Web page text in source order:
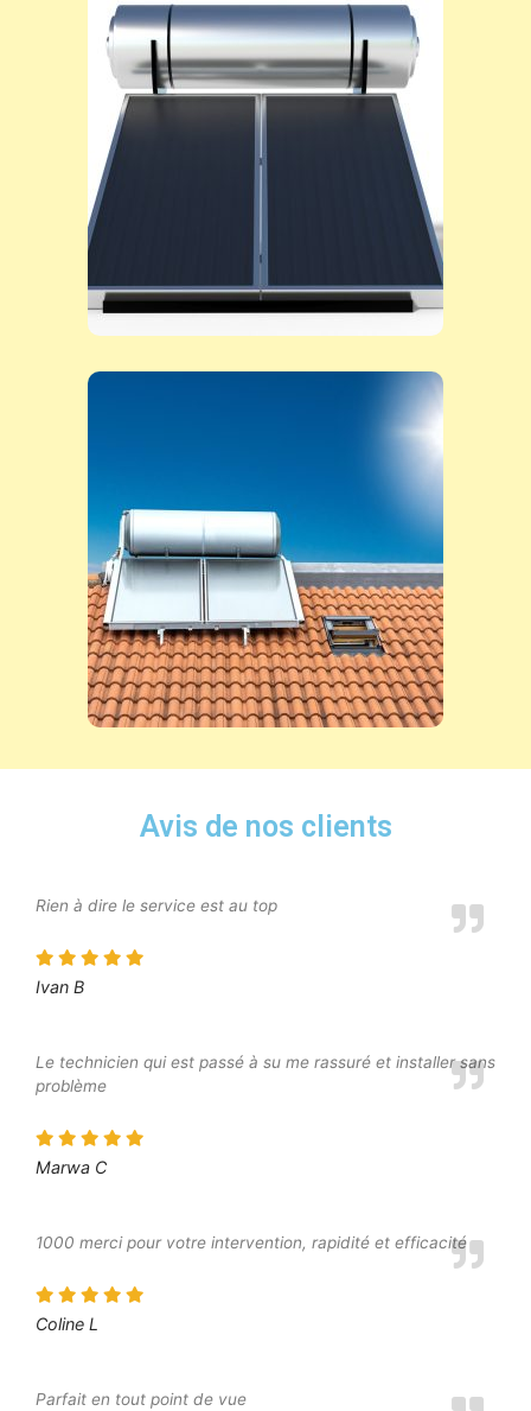
Avis de nos clients
Rien à dire le service est au top
Ivan B
Le technicien qui est passé à su me rassuré et installer sans
problème
Marwa C
1000 merci pour votre intervention, rapidité et efficacité
Coline L
Parfait en tout point de vue